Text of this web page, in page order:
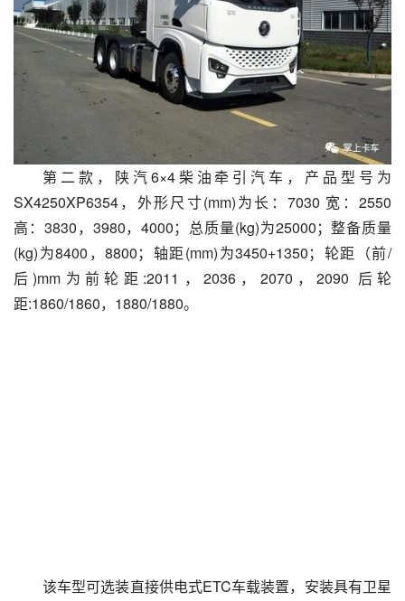
第二款，陕汽6×4柴油牵引汽车，产品型号为
SX4250XP6354，外形尺寸(mm)为长：7030 宽：2550
高：3830，3980，4000；总质量(kg)为25000；整备质量
(kg)为8400，8800；轴距(mm)为3450+1350；轮距（前/
后)mm为前轮距:2011，2036，2070，2090 后轮
距:1860/1860，1880/1880。
该车型可选装直接供电式ETC车载装置，安装具有卫星